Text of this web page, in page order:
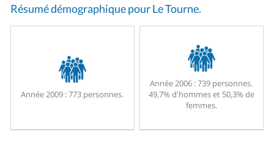
Résumé démographique pour Le Tourne.
Année 2009 :773 personnes.
Année 2006 :739 personnes.
49,7% d'hommes et 50,3% de
femmes.